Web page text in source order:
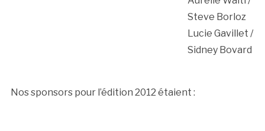
Steve Borloz
Lucie Gavillet /
Sidney Bovard
Nos sponsors pour l’édition 2012 étaient :